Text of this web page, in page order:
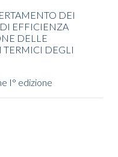
DEI
EFFICIENZA
DELLE
DEGLI
I° edizione